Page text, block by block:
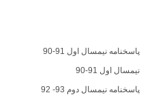
پاسخنامه نیمسال اول 91-90
نیمسال اول 91-90
پاسخنامه نیمسال دوم 93- 92